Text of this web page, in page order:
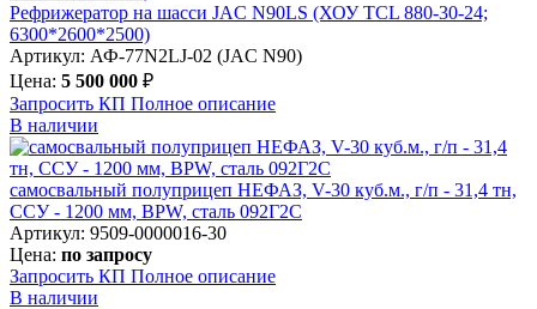
Рефрижератор на шасси JAC N90LS (ХОУ TCL 880-30-24;
6300*2600*2500)
Артикул: АФ-77N2LJ-02 (JAC N90)
Цена: 5 500 000 ₽
Запросить КП Полное описание
В наличии
самосвальный полуприцеп НЕФАЗ, V-30 куб.м., г/п - 31,4 тн,
ССУ - 1200 мм, BPW, сталь 092Г2С
Артикул: 9509-0000016-30
Цена: по запросу
Запросить КП Полное описание
В наличии